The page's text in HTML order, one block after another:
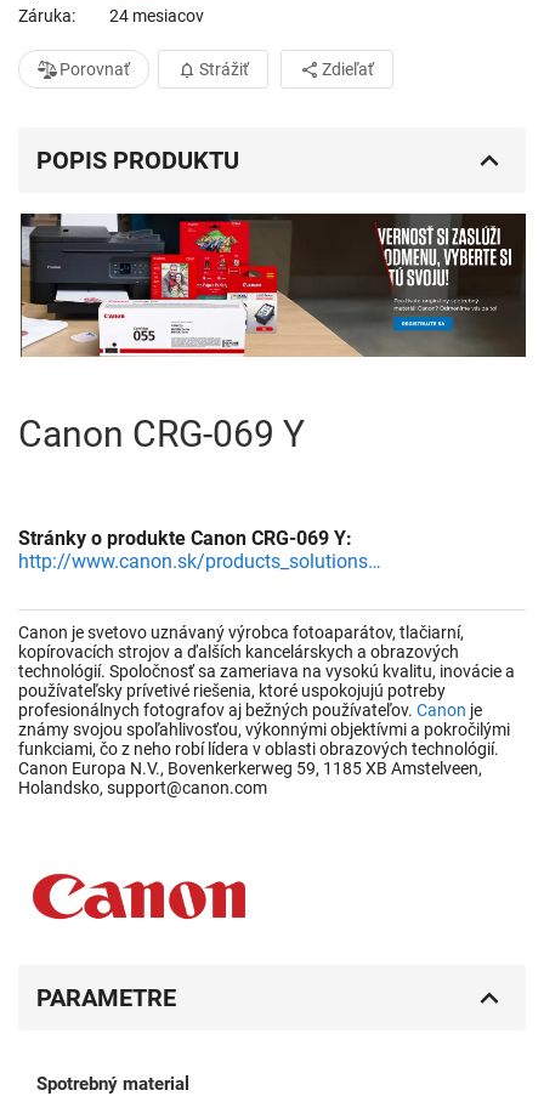
Záruka
24 mesiacov
Porovnať Strážiť Zdieľať
POPIS PRODUKTU
Canon CRG-069 Y
Stránky o produkte Canon CRG-069 Y:
http://www.canon.sk/products_solutions/index.aspx
Canon je svetovo uznávaný výrobca fotoaparátov, tlačiarní,
kopírovacích strojov a ďalších kancelárskych a obrazových
technológií. Spoločnosť sa zameriava na vysokú kvalitu, inovácie a
používateľsky prívetivé riešenia, ktoré uspokojujú potreby
profesionálnych fotografov aj bežných používateľov. Canon je
známy svojou spoľahlivosťou, výkonnými objektívmi a pokročilými
funkciami, čo z neho robí lídera v oblasti obrazových technológií.
Canon Europa N.V., Bovenkerkerweg 59, 1185 XB Amstelveen,
Holandsko, support@canon.com
PARAMETRE
Spotrebný material